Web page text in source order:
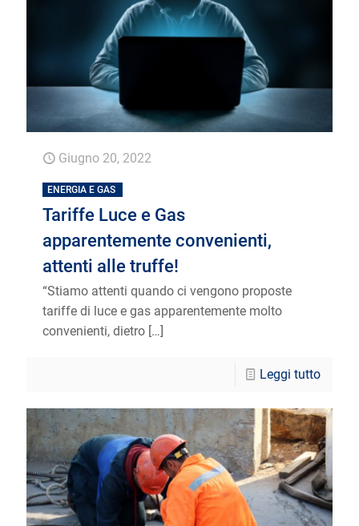
Giugno 20, 2022
ENERGIA E GAS
Tariffe Luce e Gas
apparentemente convenienti,
attenti alle truffe!
“Stiamo attenti quando ci vengono proposte
tariffe di luce e gas apparentemente molto
convenienti, dietro […]
Leggi tutto